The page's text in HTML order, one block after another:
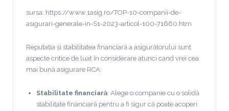
sursa: https://www.1asig.ro/TOP-10-companii-de-
asigurari-generale-in-S1-2023-articol-100-71660.htm
Reputația și stabilitatea financiară a asigurătorului sunt
aspecte critice de luat în considerare atunci cand vrei cea
mai bună asigurare RCA:
Stabilitate financiară: Alege o companie cu o solidă
stabilitate financiară pentru a fi sigur că poate acoperi